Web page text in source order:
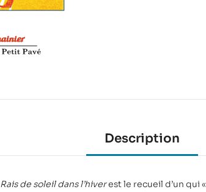
Description
Rais de soleil dans l’hiverest le recueil d’un qui «